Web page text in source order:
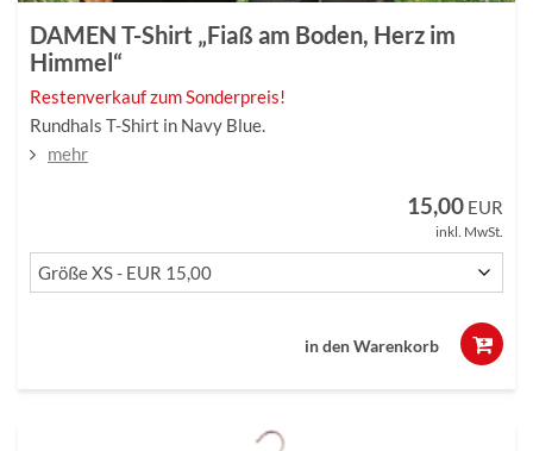
DAMEN T-Shirt „Fiaß am Boden, Herz im
Himmel“
Restenverkauf zum Sonderpreis!
Rundhals T-Shirt in Navy Blue.
mehr
15,00 EUR
inkl. MwSt.